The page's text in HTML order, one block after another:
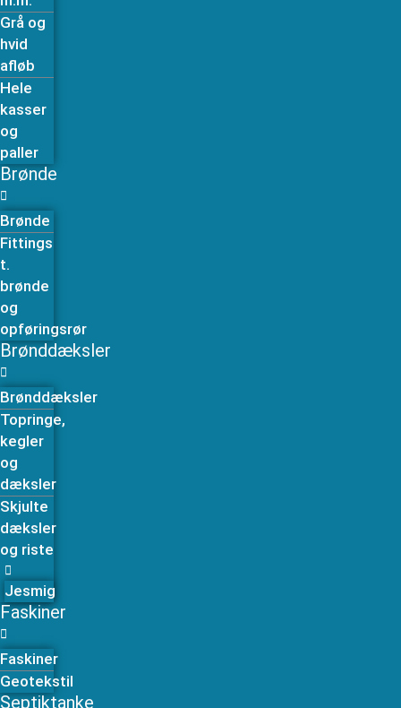
Grå og
hvid
afløb
Hele
kasser
og
paller
Brønde
Brønde
Fittings
t.
brønde
og
opføringsrør
Brønddæksler
Brønddæksler
Topringe,
kegler
og
dæksler
Skjulte
dæksler
og riste
Jesmig
Faskiner
Faskiner
Geotekstil
Septiktanke